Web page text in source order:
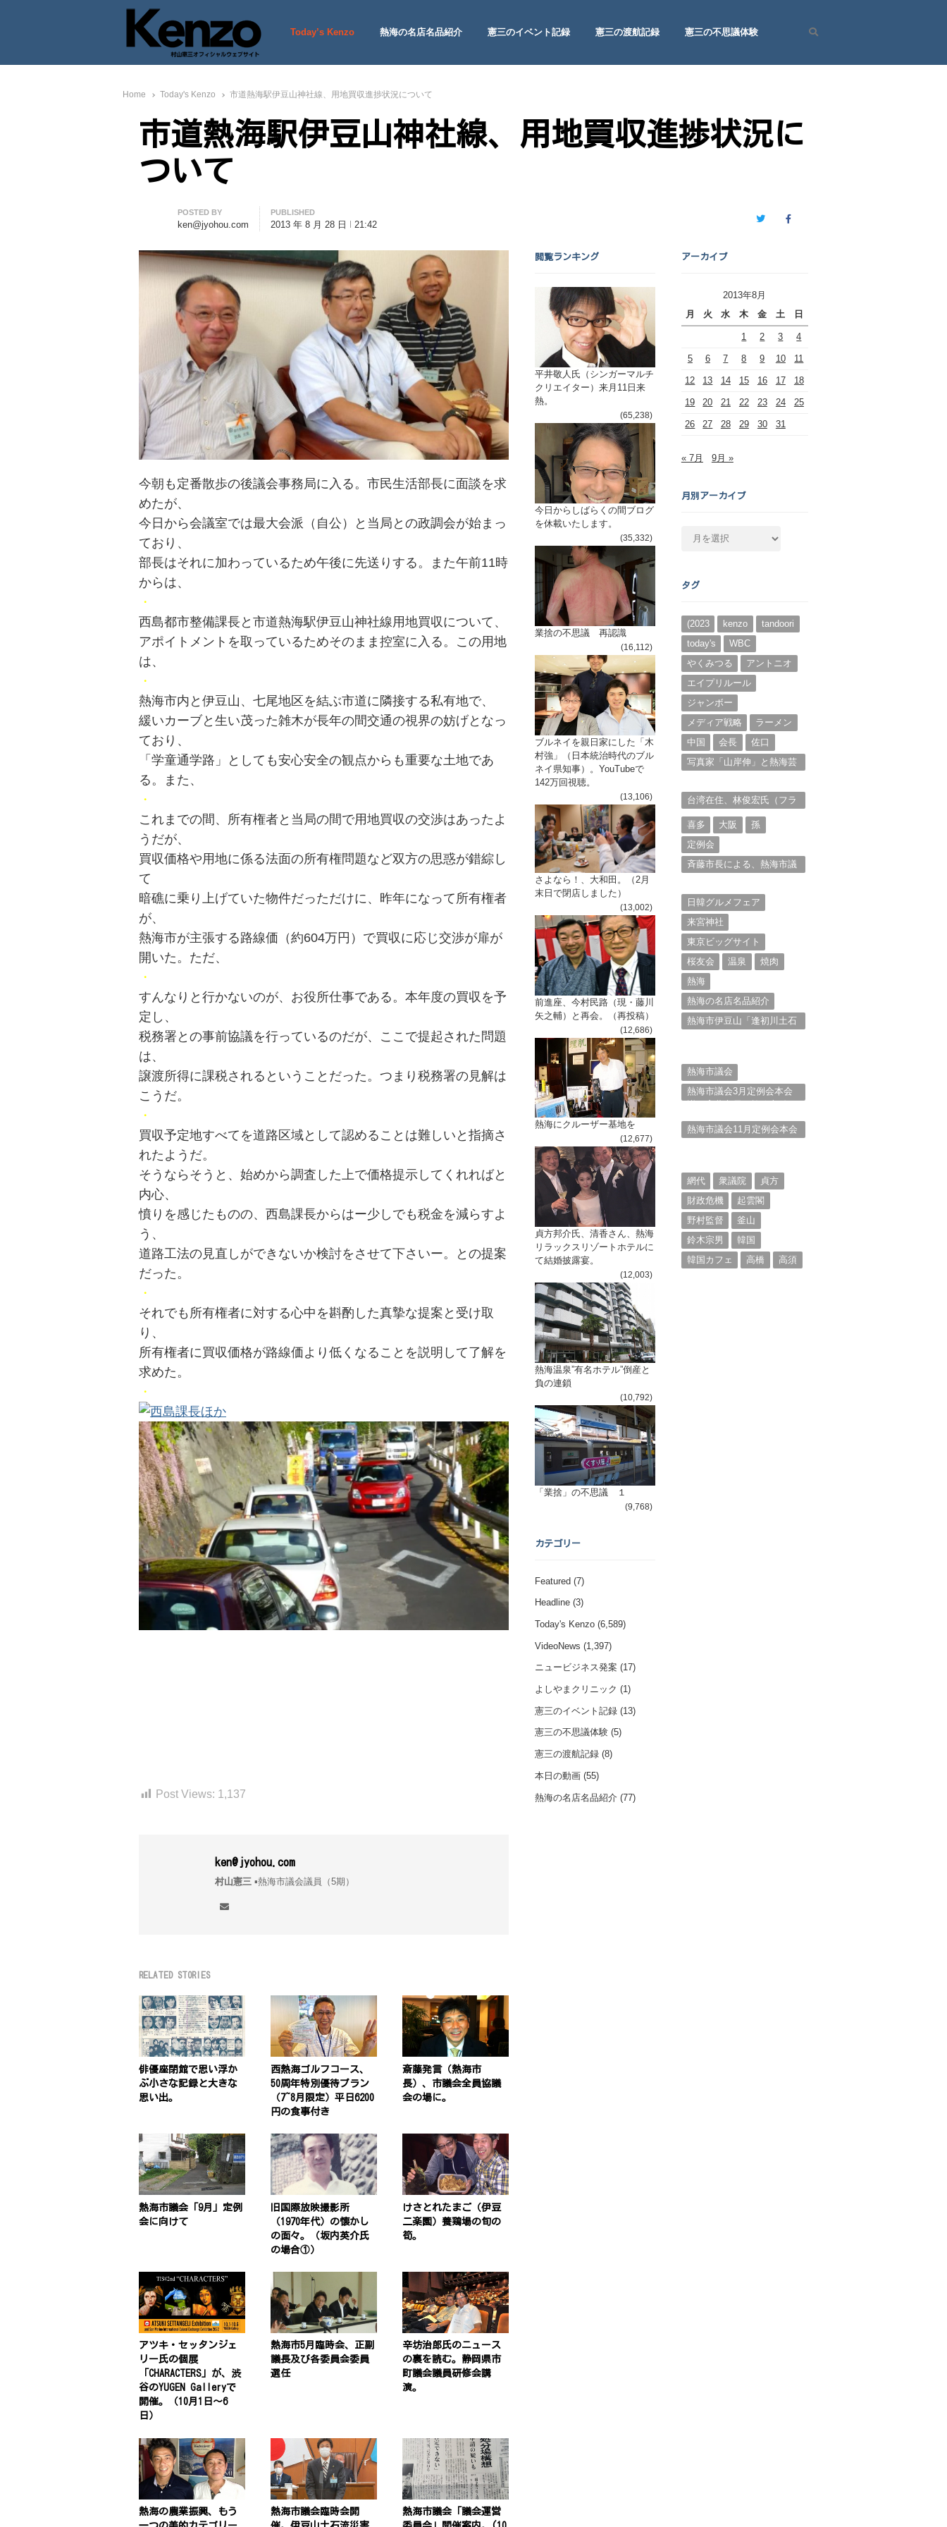
七転八起 – 村山憲三 Official Site
村山憲三ウェブサイト
Today’s Kenzo 熱海の名店名品紹介 憲三のイベント記録 憲三の渡航記録
憲三の不思議体験
Home Today's Kenzo 市道熱海駅伊豆山神社線、用地買収進捗状況について
市道熱海駅伊豆山神社線、用地買収進捗状況に
ついて
Author
POSTED BY
ken@jyohou.com
PUBLISHED
2013 年 8 月 28 日 21:42 TwitterFacebook
今朝も定番散歩の後議会事務局に入る。市民生活部長に面談を求
めたが、
今日から会議室では最大会派（自公）と当局との政調会が始まっ
ており、
部長はそれに加わっているため午後に先送りする。また午前11時
からは、
・
西島都市整備課長と市道熱海駅伊豆山神社線用地買収について、
アポイトメントを取っているためそのまま控室に入る。この用地
は、
・
熱海市内と伊豆山、七尾地区を結ぶ市道に隣接する私有地で、
緩いカーブと生い茂った雑木が長年の間交通の視界の妨げとなっ
ており、
「学童通学路」としても安心安全の観点からも重要な土地であ
る。また、
・
これまでの間、所有権者と当局の間で用地買収の交渉はあったよ
うだが、
買収価格や用地に係る法面の所有権問題など双方の思惑が錯綜し
て
暗礁に乗り上げていた物件だっただけに、昨年になって所有権者
が、
熱海市が主張する路線価（約604万円）で買収に応じ交渉が扉が
開いた。ただ、
・
すんなりと行かないのが、お役所仕事である。本年度の買収を予
定し、
税務署との事前協議を行っているのだが、ここで提起された問題
は、
譲渡所得に課税されるということだった。つまり税務署の見解は
こうだ。
・
買収予定地すべてを道路区域として認めることは難しいと指摘さ
れたようだ。
そうならそうと、始めから調査した上で価格提示してくれればと
内心、
憤りを感じたものの、西島課長からはー少しでも税金を減らすよ
う、
道路工法の見直しができないか検討をさせて下さいー。との提案
だった。
・
それでも所有権者に対する心中を斟酌した真摯な提案と受け取
り、
所有権者に買収価格が路線価より低くなることを説明して了解を
求めた。
・
Post Views: 1,137
ken@jyohou.com
村山憲三 ▪︎熱海市議会議員（5期）
RELATED STORIES
俳優座閉館で思い浮か
ぶ小さな記録と大きな
思い出。
西熱海ゴルフコース、
50周年特別優待プラン
（7~8月限定）平日6200
円の食事付き
斎藤発言（熱海市
長）、市議会全員協議
会の場に。
熱海市議会「9月」定例
会に向けて
旧国際放映撮影所
（1970年代）の懐かし
の面々。（坂内英介氏
の場合①）
けさとれたまご（伊豆
二楽園）養鶏場の旬の
筍。
アツキ・セッタンジェ
リー氏の個展
「CHARACTERS」が、渋
谷のYUGEN Galleryで
開催。（10月1日〜6
日）
熱海市5月臨時会、正副
議長及び各委員会委員
選任
辛坊治郎氏のニュース
の裏を読む。静岡県市
町議会議員研修会講
演。
熱海の農業振興、もう
熱海市議会臨時会開
熱海市議会「議会運営
閲覧ランキング
平井敬人氏（シンガーマルチ
クリエイター）来月11日来
熱。
(65,238)
今日からしばらくの間ブログ
を休載いたします。
(35,332)
業捨の不思議 再認識
(16,112)
ブルネイを親日家にした「木
村強」（日本統治時代のブル
ネイ県知事）。YouTubeで
142万回視聴。
(13,106)
さよなら！、大和田。（2月
末日で閉店しました）
(13,002)
前進座、今村民路（現・藤川
矢之輔）と再会。（再投稿）
(12,686)
熱海にクルーザー基地を
(12,677)
貞方邦介氏、清香さん、熱海
リラックスリゾートホテルに
て結婚披露宴。
(12,003)
熱海温泉”有名ホテル”倒産と
負の連鎖
(10,792)
「業捨」の不思議 １
(9,768)
カテゴリー
Featured(7)
Headline(3)
Today's Kenzo(6,589)
VideoNews (1,397)
ニュービジネス発案 (17)
よしやまクリニック (1)
憲三のイベント記録(13)
憲三の不思議体験(5)
憲三の渡航記録(8)
本日の動画(55)
熱海の名店名品紹介(77)
アーカイブ
2013年8月
月
火 水 木 金 土 日
1 2 3 4
5 6 7 8 9 10 11
12 13 14 15 16 17 18
19 20 21 22 23 24 25
26 27 28 29 30 31
« 7月 9月 »
月別アーカイブ
カ
ブ
タグ
(2023 kenzo
tandoori
today's
WBC
やくみつる
アントニオ
エイプリルール
ジャンボー
メディア戦略
ラーメン
中国
会長
佐口
写真家「山岸伸」と熱海芸
台湾在住、林俊宏氏（フラ
喜多
大阪
孫
定例会
斉藤市長による、熱海市議
日韓グルメフェア
来宮神社
東京ビッグサイト
桜友会
温泉
焼肉
熱海
熱海の名店名品紹介
熱海市伊豆山「逢初川土石
熱海市議会
熱海市議会3月定例会本会
熱海市議会11月定例会本会
網代
衆議院
貞方
財政危機
起雲閣
野村監督
釜山
鈴木宗男
韓国
韓国カフェ
高橋 高須